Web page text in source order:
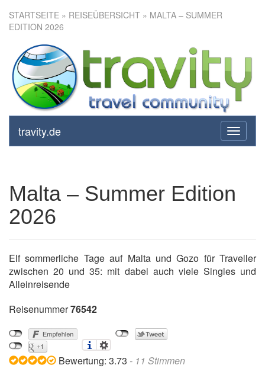
STARTSEITE » REISEÜBERSICHT » MALTA – SUMMER
EDITION 2026
toggle
travity.de
Malta – Summer Edition 2026
Malta – Summer Edition
2026
Elf sommerliche Tage auf Malta und Gozo für Traveller
zwischen 20 und 35: mit dabei auch viele Singles und
Alleinreisende
Reisenummer76542
Bewertung: 3.73 - 11 Stimmen